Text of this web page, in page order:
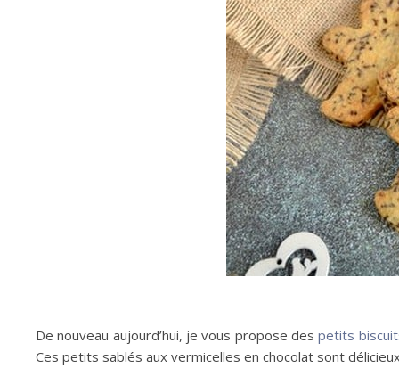
De nouveau aujourd’hui, je vous propose despetits
Ces petits sablés aux vermicelles en chocolat sont